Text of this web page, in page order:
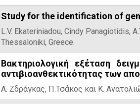
Study for the identification of
L.V. Ekateriniadou, Cindy Panagiotidis,
Thessaloniki, Greece.
Βακτηριολογική εξέταση
αντιβιοανθεκτικότητας των
Α. Ζδράγκας, Π.Τσάκος και Κ.